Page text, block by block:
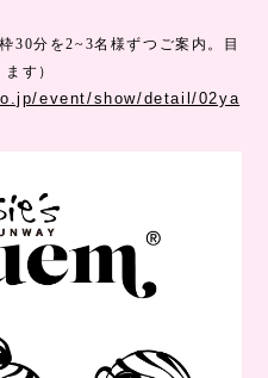
分を2~3名様ずつご案内。目
す）
event/show/detail/02ya